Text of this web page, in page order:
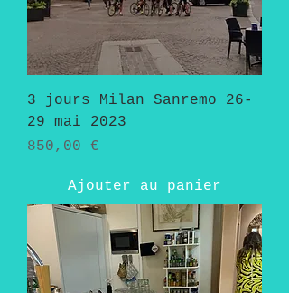
3 jours Milan Sanremo 26-
29 mai 2023
Prix
850,00 €
Ajouter au panier